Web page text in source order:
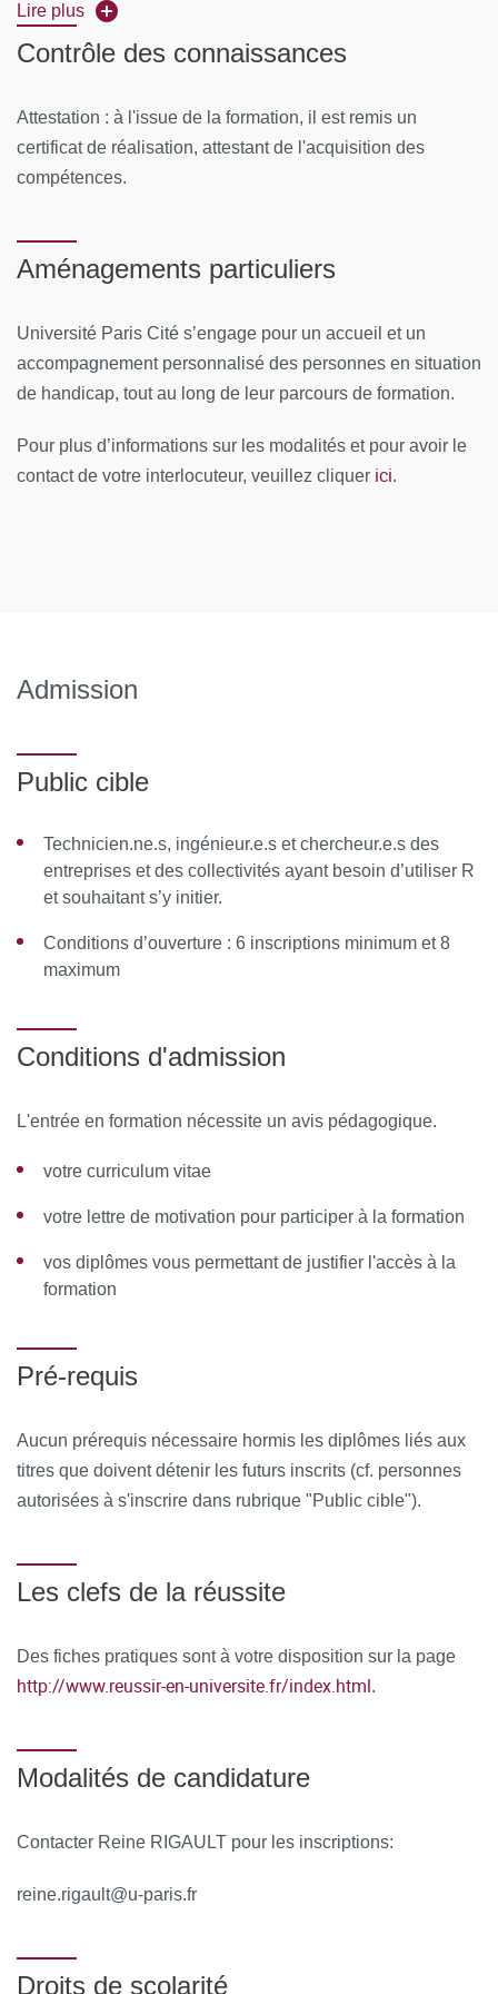
Lieu: Campus des Grands Moulins
CONTENUS PÉDAGOGIQUES:
Jour 1 : les différents objets de R (cours 3h -
exercices 3h):
Présentation de la formation (objectifs et déroulement)
ses interfaces
et de son environnement de travail
commande
L’aide dans R
Utilisation d’un éditeur de scripts : rédaction d’un premier
Les différents types de variables : les vecteurs, les
matrices, les data frames, les listes
3h)
Principales fonctions graphiques : les arguments
incontournables
Installation de librairie R
Jour 3 : Projet (théorie 3h - pratique 3h)
Présentation du jeu de données
Organiser un projet, une session de travail
Jour 4 : un mois après environ (pratique 6h)
Retour sur la pratique de R par les stagiaires au quotidien
Résoudre les difficultés rencontrées, répondre aux
la responsabilité de l’encadrement pédagogique
Coordinateur pédagogique: Dr A.Badel
Afin de favoriser une démarche interactive et collaborative,
différents outils informatiques seront proposés pour
d'échanger des fichiers, des données
pédagogiques incluant document de cours, polycopié
d’exercices au format PDF et données utilisées sur clé
de communiquer simplement en dehors de la salle de
RÉSULTATS
Lire plus
Contrôle des connaissances
Attestation : à l'issue de la formation, il est remis un
certificat de réalisation, attestant de l'acquisition des
compétences.
Aménagements particuliers
Université Paris Cité s’engage pour un accueil et un
accompagnement personnalisé des personnes en situation
de handicap, tout au long de leur parcours de formation.
Pour plus d’informations sur les modalités et pour avoir le
contact de votre interlocuteur, veuillez cliquer ici.
Admission
Public cible
Technicien.ne.s, ingénieur.e.s et chercheur.e.s des
entreprises et des collectivités ayant besoin d’utiliser R
et souhaitant s’y initier.
Conditions d’ouverture : 6 inscriptions minimum et 8
maximum
Conditions d'admission
L'entrée en formation nécessite un avis pédagogique.
votre curriculum vitae
votre lettre de motivation pour participer à la formation
vos diplômes vous permettant de justifier l'accès à la
formation
Pré-requis
Aucun prérequis nécessaire hormis les diplômes liés aux
titres que doivent détenir les futurs inscrits (cf. personnes
autorisées à s'inscrire dans rubrique "Public cible").
Les clefs de la réussite
Des fiches pratiques sont à votre disposition sur la page
http://www.reussir-en-universite.fr/index.html.
Modalités de candidature
Contacter Reine RIGAULT pour les inscriptions:
reine.rigault@u-paris.fr
Droits de scolarité